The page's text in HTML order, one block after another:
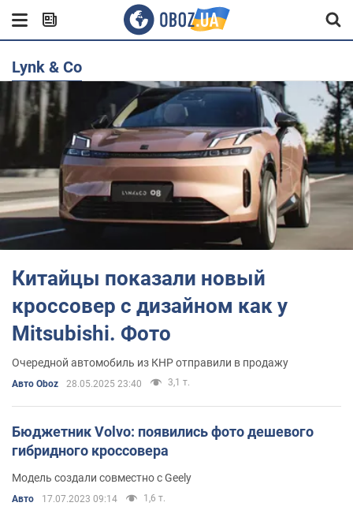
Lynk & Co
Китайцы показали новый
кроссовер с дизайном как у
Mitsubishi. Фото
Очередной автомобиль из КНР отправили в продажу
Авто Oboz 28.05.2025 23:40 3,1 т.
Бюджетник Volvo: появились фото дешевого
гибридного кроссовера
Модель создали совместно с Geely
Авто 17.07.2023 09:14 1,6 т.